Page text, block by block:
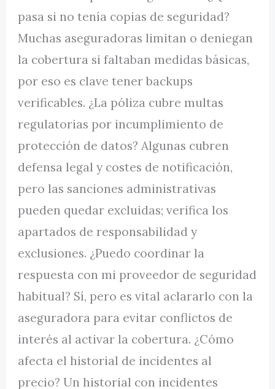
pasa si no tenía copias de seguridad?
Muchas aseguradoras limitan o deniegan
la cobertura si faltaban medidas básicas,
por eso es clave tener backups
verificables. ¿La póliza cubre multas
regulatorias por incumplimiento de
protección de datos? Algunas cubren
defensa legal y costes de notificación,
pero las sanciones administrativas
pueden quedar excluidas; verifica los
apartados de responsabilidad y
exclusiones. ¿Puedo coordinar la
respuesta con mi proveedor de seguridad
habitual? Sí, pero es vital aclararlo con la
aseguradora para evitar conflictos de
interés al activar la cobertura. ¿Cómo
afecta el historial de incidentes al
precio? Un historial con incidentes